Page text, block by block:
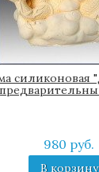
силиконовая
980 руб.
В корзину